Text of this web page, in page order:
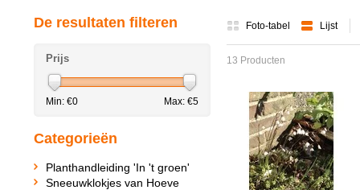
Foto-tabel Lijst
13 Producten
De resultaten filteren
Prijs
Min: €0 Max: €5
Categorieën
Planthandleiding 'In 't groen'
Sneeuwklokjes van Hoeve